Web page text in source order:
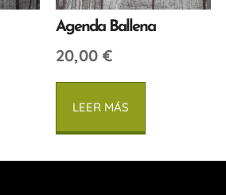
Agenda Ballena
20,00 €
LEER MÁS